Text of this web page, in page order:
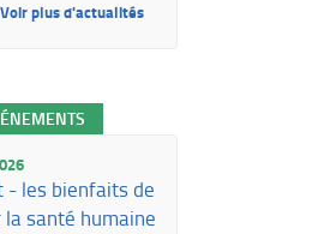
Voir plus d'actualités
- les bienfaits de
santé humaine